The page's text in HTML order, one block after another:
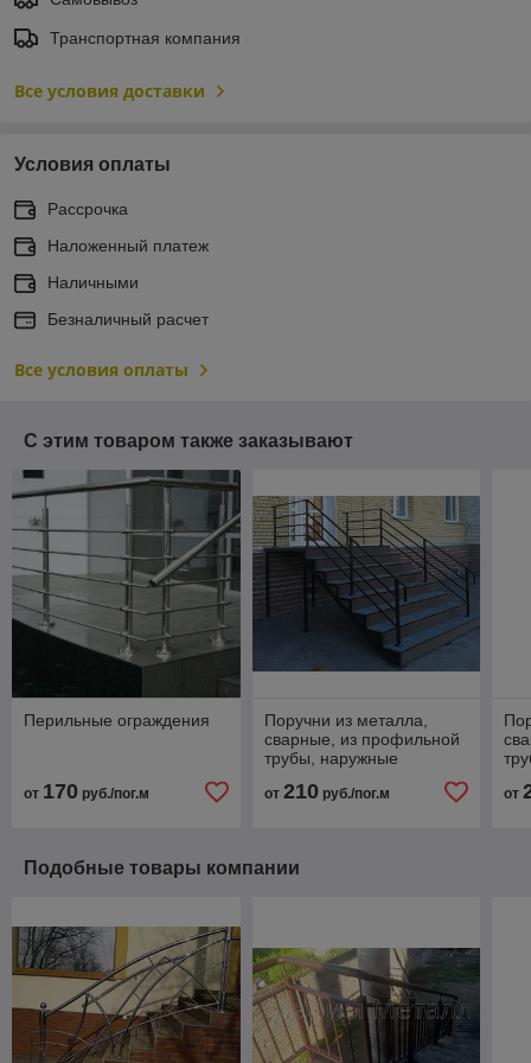
Транспортная компания
Все условия доставки
Условия оплаты
Рассрочка
Наложенный платеж
Наличными
Безналичный расчет
Все условия оплаты
С этим товаром также заказывают
Перильные ограждения
от 170 руб./пог.м
Поручни из металла,
сварные, из профильной
трубы, наружные
от 210руб./пог.м от
Подобные товары компании